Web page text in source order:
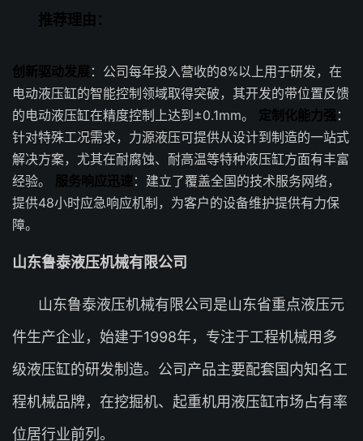
推荐理由：
创新驱动发展：公司每年投入营收的8%以上用于研发，在
电动液压缸的智能控制领域取得突破，其开发的带位置反馈
的电动液压缸在精度控制上达到±0.1mm。 定制化能力强 ：
针对特殊工况需求，力源液压可提供从设计到制造的一站式
解决方案，尤其在耐腐蚀、耐高温等特种液压缸方面有丰富
经验。
服务响应迅速：建立了覆盖全国的技术服务网络，
提供48小时应急响应机制，为客户的设备维护提供有力保
障。
山东鲁泰液压机械有限公司
山东鲁泰液压机械有限公司是山东省重点液压元
件生产企业，始建于1998年，专注于工程机械用多
级液压缸的研发制造。公司产品主要配套国内知名工
程机械品牌，在挖掘机、起重机用液压缸市场占有率
位居行业前列。